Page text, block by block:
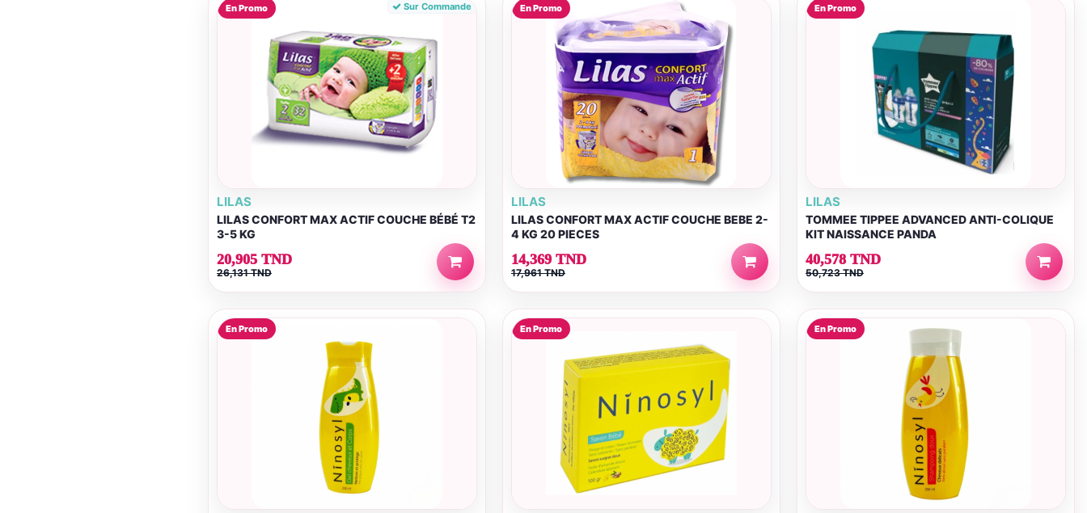
En Promo Sur Commande
LILAS
LILAS CONFORT MAX ACTIF COUCHE BÉBÉ T2
3-5 KG
20,905 TND
26,131 TND
En Promo
LILAS
LILAS CONFORT MAX ACTIF COUCHE BEBE 2-
4 KG 20 PIECES
14,369 TND
17,961 TND
En Promo
LILAS
TOMMEE TIPPEE ADVANCED ANTI-COLIQUE
KIT NAISSANCE PANDA
40,578 TND
50,723 TND
En Promo En Promo En Promo